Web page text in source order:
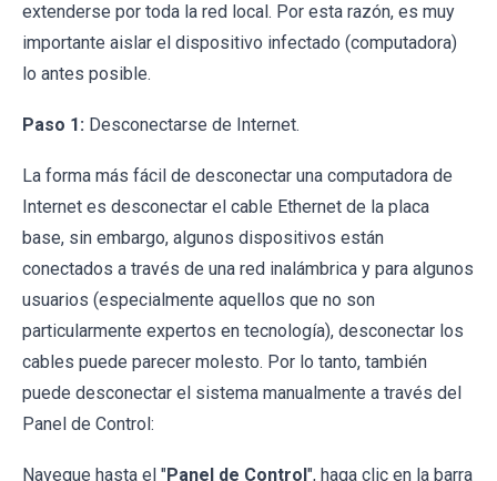
extenderse por toda la red local. Por esta razón, es muy
importante aislar el dispositivo infectado (computadora)
lo antes posible.
Paso 1: Desconectarse de Internet.
La forma más fácil de desconectar una computadora de
Internet es desconectar el cable Ethernet de la placa
base, sin embargo, algunos dispositivos están
conectados a través de una red inalámbrica y para algunos
usuarios (especialmente aquellos que no son
particularmente expertos en tecnología), desconectar los
cables puede parecer molesto. Por lo tanto, también
puede desconectar el sistema manualmente a través del
Panel de Control:
Navegue hasta el "Panel de Control ", haga clic en la barra